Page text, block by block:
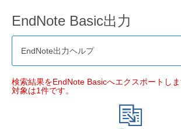
EndNote Basic出力
EndNote出力ヘルプ
検索結果をEndNote Basicへエクスポートしま
対象は1件です。